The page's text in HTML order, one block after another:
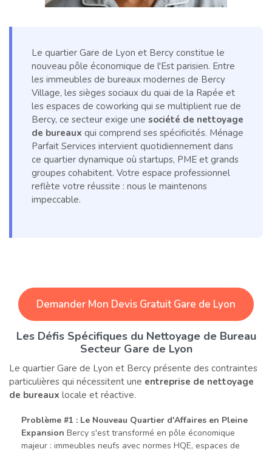
Le quartier Gare de Lyon et Bercy constitue le
nouveau pôle économique de l'Est parisien. Entre
les immeubles de bureaux modernes de Bercy
Village, les sièges sociaux du quai de la Rapée et
les espaces de coworking qui se multiplient rue de
Bercy, ce secteur exige une société de nettoyage
de bureaux qui comprend ses spécificités. Ménage
Parfait Services intervient quotidiennement dans
ce quartier dynamique où startups, PME et grands
groupes cohabitent. Votre espace professionnel
reflète votre réussite : nous le maintenons
impeccable.
Demander Mon Devis Gratuit Gare de Lyon
Les Défis Spécifiques du Nettoyage de Bureau
Secteur Gare de Lyon
Le quartier Gare de Lyon et Bercy présente des contraintes
particulières qui nécessitent une entreprise de nettoyage
de bureaux locale et réactive.
Problème #1 : Le Nouveau Quartier d'Affaires en Pleine
Expansion Bercy s'est transformé en pôle économique
majeur : immeubles neufs avec normes HQE, espaces de